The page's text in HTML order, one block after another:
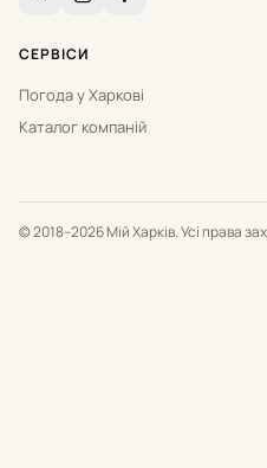
СЕРВІСИ
Погода у Харкові
Каталог компаній
© 2018–2026 Мій Харків. Усі права